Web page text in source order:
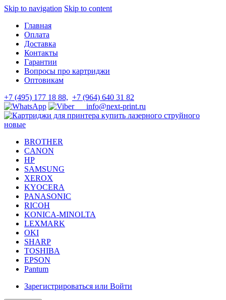
Skip to navigation Skip to content
Главная
Оплата
Доставка
Контакты
Гарантии
Вопросы про картриджи
Оптовикам
+7 (495) 177 18 88, +7 (964) 640 31 82
info@next-print.ru
BROTHER
CANON
HP
SAMSUNG
XEROX
KYOCERA
PANASONIC
RICOH
KONICA-MINOLTA
LEXMARK
OKI
SHARP
TOSHIBA
EPSON
Pantum
Зарегистрироваться или Войти